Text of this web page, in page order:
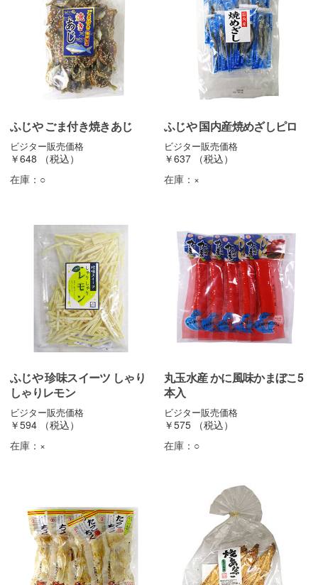
ふじや ごま付き焼きあじ
ビジター販売価格
￥648
（税込）
在庫： ○
ふじや 国内産焼めざしピロ
ビジター販売価格
￥637
（税込）
在庫： ×
ふじや 珍味スイーツ しゃり
しゃりレモン
ビジター販売価格
￥594
（税込）
在庫： ×
丸玉水産 かに風味かまぼこ5
本入
ビジター販売価格
￥575
（税込）
在庫： ○